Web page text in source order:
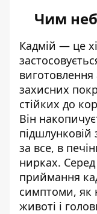
Чим
Кадмій — це
захисних
стійких до
Він
підшлунковій
за все, в
нирках. Серед
приймання
симптоми, як
животі і